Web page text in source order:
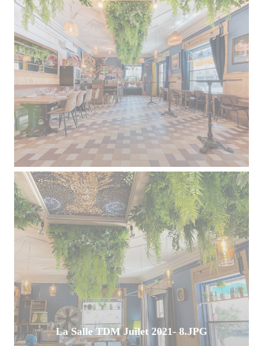
La Salle TDM Juilet 2021- 8.JPG